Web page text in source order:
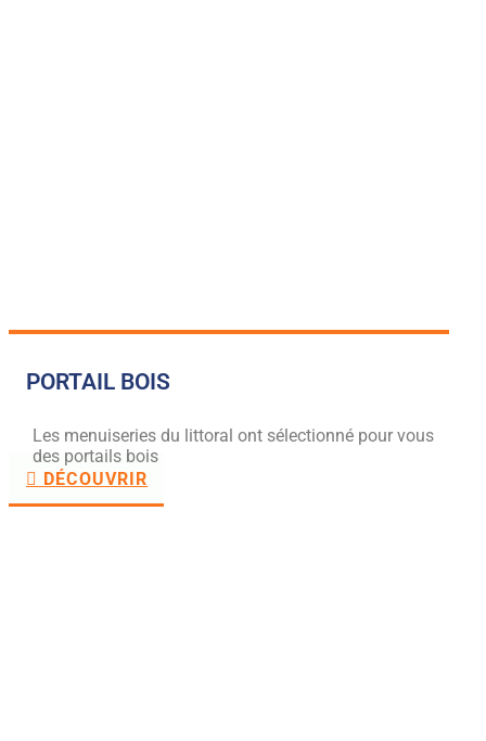
PORTAIL BOIS
Les menuiseries du littoral ont sélectionné pour vous
des portails bois
DÉCOUVRIR